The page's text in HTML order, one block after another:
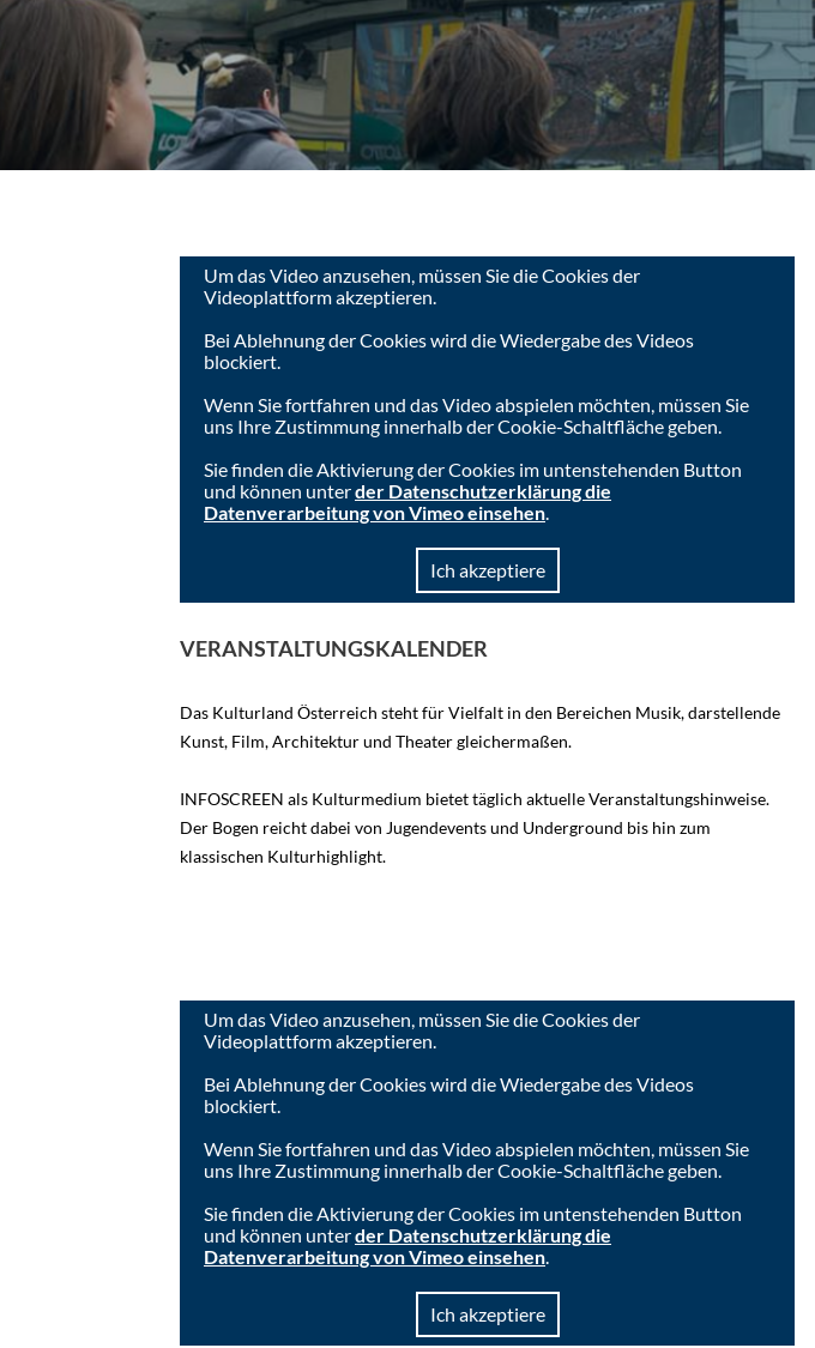
Steyr
Um das Video anzusehen, müssen Sie die Cookies der
Videoplattform akzeptieren.
Bei Ablehnung der Cookies wird die Wiedergabe des Videos
blockiert.
Wenn Sie fortfahren und das Video abspielen möchten, müssen Sie
uns Ihre Zustimmung innerhalb der Cookie-Schaltfläche geben.
Sie finden die Aktivierung der Cookies im untenstehenden Button
und können unterder Datenschutzerklärung die
Datenverarbeitung von Vimeo einsehen.
Ich akzeptiere
VERANSTALTUNGSKALENDER
Das Kulturland Österreich steht für Vielfalt in den Bereichen Musik, darstellende
Kunst, Film, Architektur und Theater gleichermaßen.
INFOSCREEN als Kulturmedium bietet täglich aktuelle Veranstaltungshinweise.
Der Bogen reicht dabei von Jugendevents und Underground bis hin zum
klassischen Kulturhighlight.
Um das Video anzusehen, müssen Sie die Cookies der
Videoplattform akzeptieren.
Bei Ablehnung der Cookies wird die Wiedergabe des Videos
blockiert.
Wenn Sie fortfahren und das Video abspielen möchten, müssen Sie
uns Ihre Zustimmung innerhalb der Cookie-Schaltfläche geben.
Sie finden die Aktivierung der Cookies im untenstehenden Button
und können unterder Datenschutzerklärung die
Datenverarbeitung von Vimeo einsehen.
Ich akzeptiere